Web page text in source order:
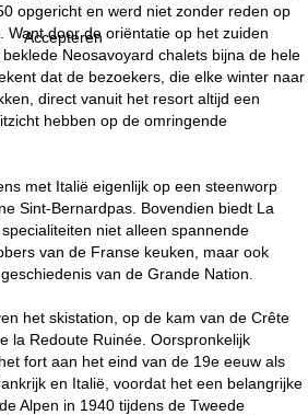
Accepteren
opgericht en werd niet zonder reden op
Want door de oriëntatie op het zuiden
Neosavoyard chalets bijna de hele
dat de bezoekers, die elke winter naar
direct vanuit het resort altijd een
hebben op de omringende
met Italië eigenlijk op een steenworp
Sint-Bernardpas. Bovendien biedt La
niet alleen spannende
van de Franse keuken, maar ook
van de Grande Nation.
het skistation, op de kam van de Crête
la Redoute Ruinée. Oorspronkelijk
fort aan het eind van de 19e eeuw als
en Italië, voordat het een belangrijke
Alpen in 1940 tijdens de Tweede